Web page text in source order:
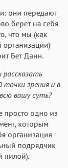
они передают
берет на себя
что мы (как
организации)
Бет Данн.
точки зрения и в
вашу суть?
просто одно из
которым
организация
подрядчик
пилой).